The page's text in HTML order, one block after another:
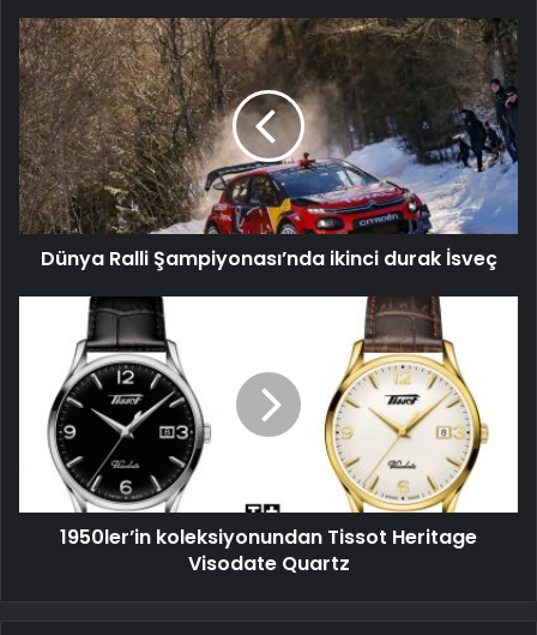
Dünya
Ralli
Şampiyonası’nda
ikinci
durak
İsveç
Dünya Ralli Şampiyonası’nda ikinci durak İsveç
1950ler’in
koleksiyonundan
Heritage
Visodate
Quartz
1950ler’in koleksiyonundan Tissot Heritage
Visodate Quartz